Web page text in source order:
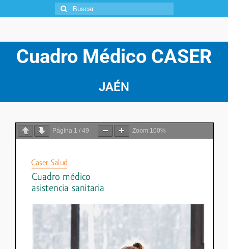
Cuadro Médico CASER
JAÉN
Página 1 / 49 Zoom 100%